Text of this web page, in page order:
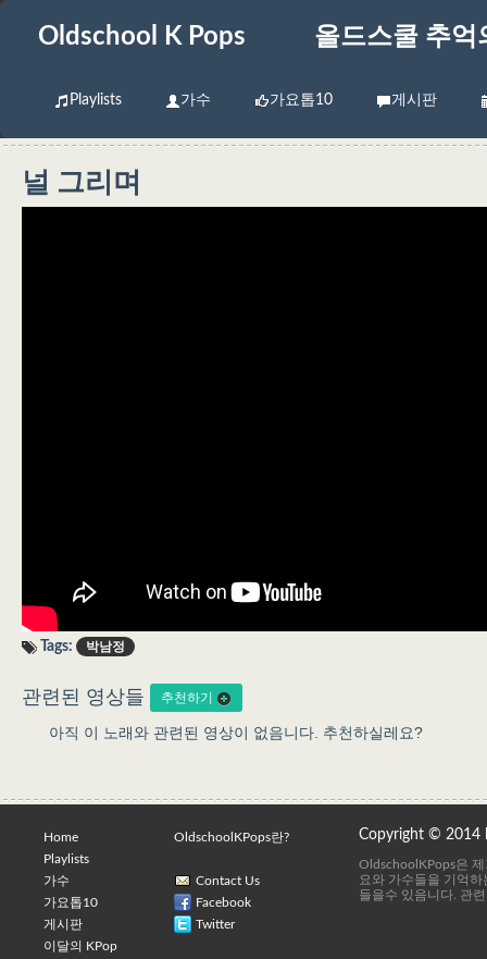
Oldschool K Pops 올드스쿨 추억
Playlists 가수 가요톱10 게시판
널 그리며
Tags: 박남정
관련된 영상들 추천하기
아직 이 노래와 관련된 영상이 없음니다. 추천하실레요?
Home
Playlists
가수
가요톱10
게시판
이달의 KPop
OldschoolKPops란?
Contact Us
Facebook
Twitter
Copyright © 2014
OldschoolKPops은
요와 가수들을 기억
들을수 있음니다. 관